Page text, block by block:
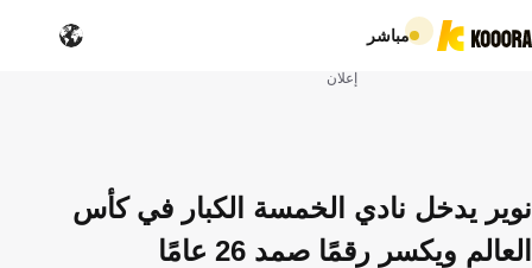
مباشر
إعلان
نوير يدخل نادي الخمسة الكبار في كأس
العالم ويكسر رقمًا صمد 26 عامًا